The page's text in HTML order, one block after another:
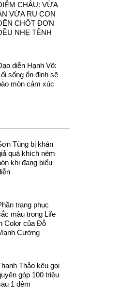
CHÂU: VỪA
VỪA RU CON
CHỐT ĐƠN
NHẸ TÊNH
diễn Hạnh Võ:
sống ổn định sẽ
mòn cảm xúc
Tùng bị khán
quá khích ném
khi đang biểu
trang phục
màu trong Life
Color của Đỗ
Cường
Thảo kêu gọi
góp 100 triệu
1 đêm